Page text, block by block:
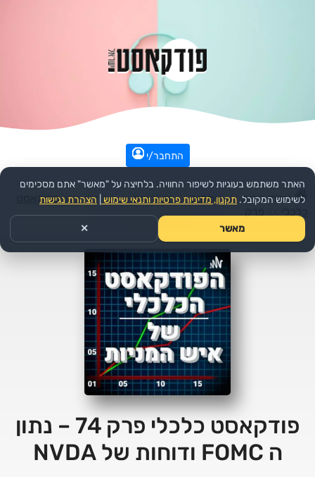
התחבר/י
עמוד הבית >> עסקים >> השקעות >>הפודקאסט: פודקאסט
פודקאסט כלכלי פרק 74 – נתון
ה FOMC ודוחות של NVDA
האתר משתמש בעוגיות לשיפור החוויה. בלחיצה על "מאשר" אתם מסכימים
לשימוש המקובל. תקנון, מדיניות פרטיות ותנאי שימוש הצהרת נגישות
מאשר ✕